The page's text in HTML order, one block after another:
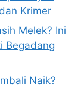
Krimer
Melek? Ini
Begadang
Naik?